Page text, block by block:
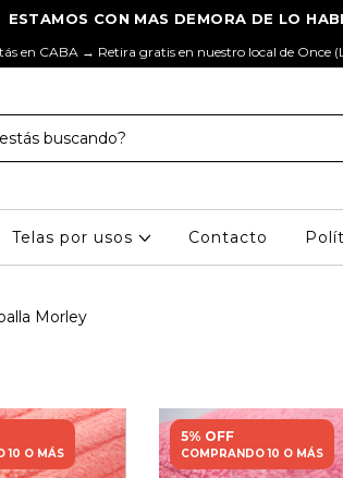
en CABA → Retira gratis en nuestro local de Once
Telas por usos Contacto
Morley
10 O MÁS
5% OFF
COMPRANDO 10 O MÁS